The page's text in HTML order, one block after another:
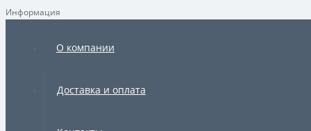
Информация ×
О компании
Доставка и оплата